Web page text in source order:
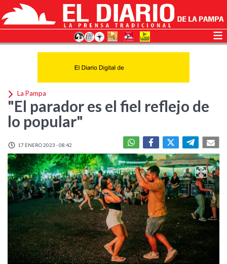
La Pampa
"El parador es el fiel reflejo de
lo popular"
17 ENERO 2023 - 08:42